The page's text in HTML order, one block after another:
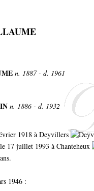
n. 1887 - d. 1961
n. 1886 - d. 1932
1918 à Deyvillers
17 juillet 1993 à Chanteheux
1946 :